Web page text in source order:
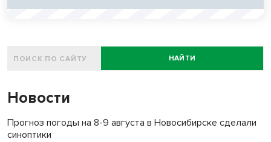
НАЙТИ
Новости
Прогноз погоды на 8-9 августа в Новосибирске сделали
синоптики